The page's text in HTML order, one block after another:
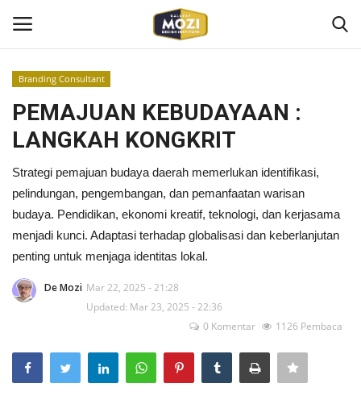
Home
Mozi Design Institute
Mozi For Corporate
Bootcamp
Gallery Shop
Kontak
Branding Consultant
PEMAJUAN KEBUDAYAAN :
LANGKAH KONGKRIT
Strategi pemajuan budaya daerah memerlukan identifikasi,
pelindungan, pengembangan, dan pemanfaatan warisan
budaya. Pendidikan, ekonomi kreatif, teknologi, dan kerjasama
menjadi kunci. Adaptasi terhadap globalisasi dan keberlanjutan
penting untuk menjaga identitas lokal.
De Mozi Mar 22, 2025 - 21:28
Updated: Mar 23, 2025 - 22:36
0 Komentar
1126 Pembaca